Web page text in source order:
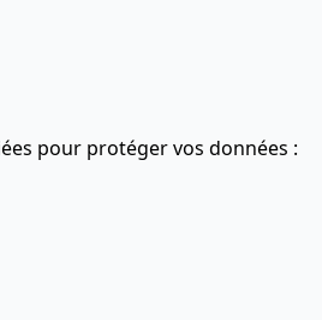
pour protéger vos données :